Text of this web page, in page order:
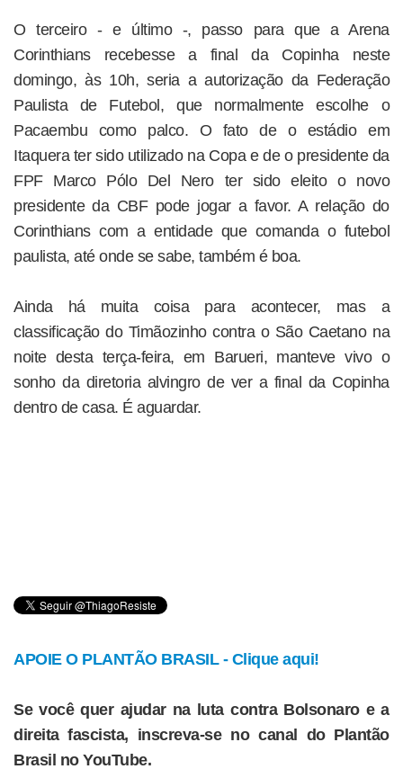
O terceiro - e último -, passo para que a Arena
Corinthians recebesse a final da Copinha neste
domingo, às 10h, seria a autorização da Federação
Paulista de Futebol, que normalmente escolhe o
Pacaembu como palco. O fato de o estádio em
Itaquera ter sido utilizado na Copa e de o presidente da
FPF Marco Pólo Del Nero ter sido eleito o novo
presidente da CBF pode jogar a favor. A relação do
Corinthians com a entidade que comanda o futebol
paulista, até onde se sabe, também é boa.
Ainda há muita coisa para acontecer, mas a
classificação do Timãozinho contra o São Caetano na
noite desta terça-feira, em Barueri, manteve vivo o
sonho da diretoria alvingro de ver a final da Copinha
dentro de casa. É aguardar.
APOIE O PLANTÃO BRASIL - Clique aqui!
Se você quer ajudar na luta contra Bolsonaro e a
direita fascista, inscreva-se no canal do Plantão
Brasil no YouTube.